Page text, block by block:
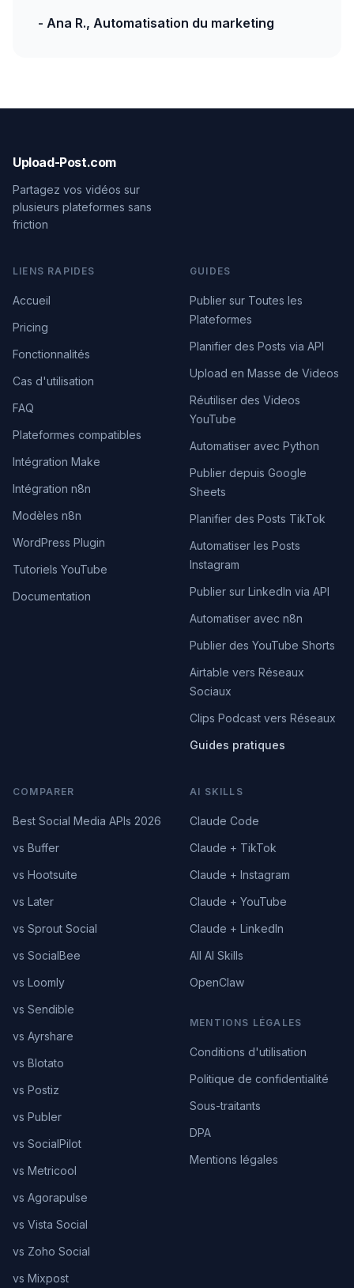
- Ana R., Automatisation du marketing
Upload-Post.com
Partagez vos vidéos sur
plusieurs plateformes sans
friction
LIENS RAPIDES
Accueil
Pricing
Fonctionnalités
Cas d'utilisation
FAQ
Plateformes compatibles
Intégration Make
Intégration n8n
Modèles n8n
WordPress Plugin
Tutoriels YouTube
Documentation
GUIDES
Publier sur Toutes les
Plateformes
Planifier des Posts via API
Upload en Masse de Videos
Réutiliser des Videos
YouTube
Automatiser avec Python
Publier depuis Google
Sheets
Planifier des Posts TikTok
Automatiser les Posts
Instagram
Publier sur LinkedIn via API
Automatiser avec n8n
Publier des YouTube Shorts
Airtable vers Réseaux
Sociaux
Clips Podcast vers Réseaux
Guides pratiques
COMPARER
Best Social Media APIs 2026
vs Buffer
vs Hootsuite
vs Later
vs Sprout Social
vs SocialBee
vs Loomly
vs Sendible
vs Ayrshare
vs Blotato
vs Postiz
vs Publer
vs SocialPilot
vs Metricool
vs Agorapulse
vs Vista Social
vs Zoho Social
vs Mixpost
AI SKILLS
Claude Code
Claude + TikTok
Claude + Instagram
Claude + YouTube
Claude + LinkedIn
All AI Skills
OpenClaw
MENTIONS LÉGALES
Conditions d'utilisation
Politique de confidentialité
Sous-traitants
DPA
Mentions légales